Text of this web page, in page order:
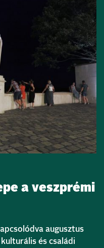
a veszprémi
augusztus
és családi